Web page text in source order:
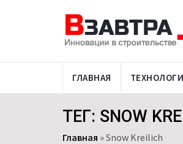
ГЛАВНАЯ
ТЕГ: SNOW
Главная »Snow Kreilich